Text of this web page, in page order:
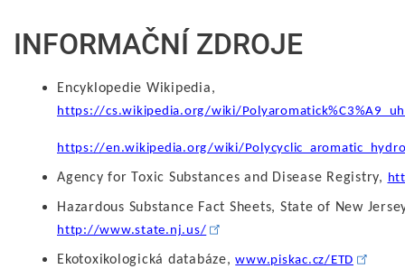
INFORMAČNÍ ZDROJE
Encyklopedie Wikipedia,
https://cs.wikipedia.org/wiki/
https://en.wikipedia.org/wiki/
Agency for Toxic Substances and Disease Registry,
Hazardous Substance Fact Sheets, State of New
http://www.state.nj.us/
Ekotoxikologická databáze,www.piskac.cz/ETD